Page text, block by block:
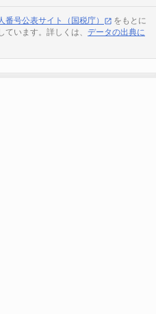
番号公表サイト（国税庁）
をもとに
います。詳しくは、 データの出典に